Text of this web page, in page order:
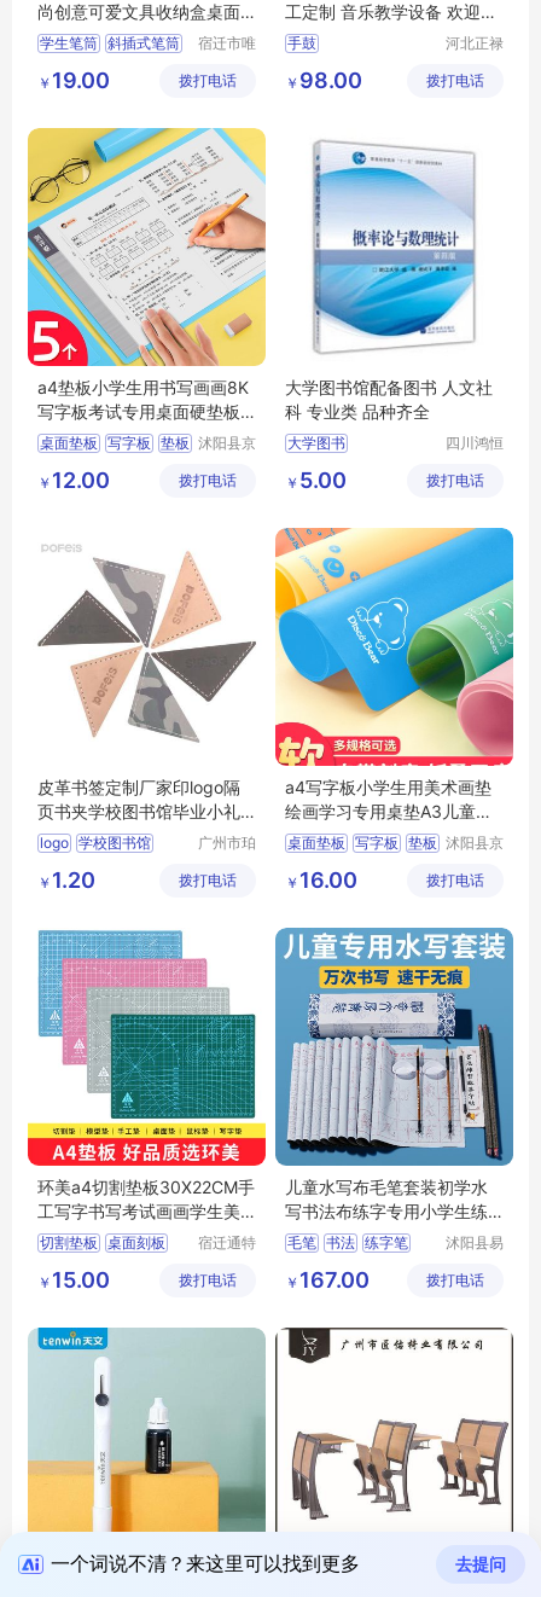
尚创意可爱文具收纳盒桌面
办公功能女孩
学生笔筒 斜插式笔筒
宿舍抽屉笔筒
宿迁市唯
有限公司
￥ 19.00 拨打电话
工定制 音乐教学设备 欢迎来
电详询
手鼓
音乐教学设备
河北正禄
制造有限
￥ 98.00 拨打电话
a4垫板小学生用书写画画8K
写字板考试专用桌面硬垫板
作业试卷儿童
桌面垫板 写字板 垫板 沭阳县京
心
￥ 12.00 拨打电话
大学图书馆配备图书 人文社
科 专业类 品种齐全
大学图书
四川大学图书
大学图书定制
四川鸿恒
传播有限
￥ 5.00 拨打电话
皮革书签定制厂家印logo隔
页书夹学校图书馆毕业小礼
品设计书签夹
logo 学校图书馆
广州市珀
限公司
￥ 1.20 拨打电话
a4写字板小学生用美术画垫
绘画学习专用桌垫A3儿童写
字画画手工桌
桌面垫板 写字板 垫板 沭阳县京
心
￥ 16.00 拨打电话
环美a4切割垫板30X22CM手
工写字书写考试画画学生美
工美术绘画模
切割垫板 桌面刻板
学生美工板
宿迁通特
有限公司
￥ 15.00 拨打电话
儿童水写布毛笔套装初学水
写书法布练字专用小学生练
毛笔字水洗布
毛笔 书法 练字笔
沭阳县易
子商务有
￥ 167.00 拨打电话
一个词说不清？来这里可以找到更多 去提问